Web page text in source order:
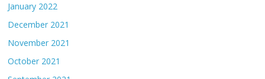
January 2022
December 2021
November 2021
October 2021